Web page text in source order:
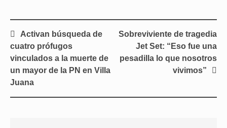
Navegación
de
entradas
Activan búsqueda de
cuatro prófugos
vinculados a la muerte de
un mayor de la PN en Villa
Juana
Sobreviviente de tragedia
Jet Set: “Eso fue una
pesadilla lo que nosotros
vivimos”